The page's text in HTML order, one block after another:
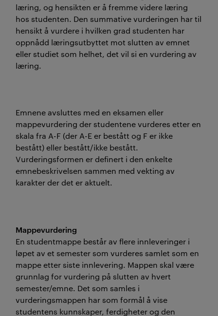
læring, og hensikten er å fremme videre læring
hos studenten. Den summative vurderingen har til
hensikt å vurdere i hvilken grad studenten har
oppnådd læringsutbyttet mot slutten av emnet
eller studiet som helhet, det vil si en vurdering av
læring.
Emnene avsluttes med en eksamen eller
mappevurdering der studentene vurderes etter en
skala fra A-F (der A-E er bestått og F er ikke
bestått) eller bestått/ikke bestått.
Vurderingsformen er definert i den enkelte
emnebeskrivelsen sammen med vekting av
karakter der det er aktuelt.
Mappevurdering
En studentmappe består av flere innleveringer i
løpet av et semester som vurderes samlet som en
mappe etter siste innlevering. Mappen skal være
grunnlag for vurdering på slutten av hvert
semester/emne. Det som samles i
vurderingsmappen har som formål å vise
studentens kunnskaper, ferdigheter og den